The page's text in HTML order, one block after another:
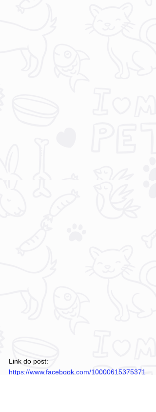
Link do post:
https://www.facebook.com/10000615375371